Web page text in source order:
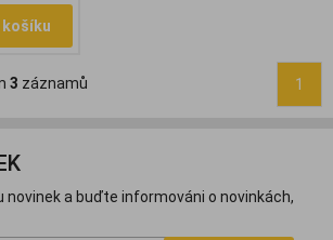
3 záznamů 1
novinek a buďte informováni o novinkách,